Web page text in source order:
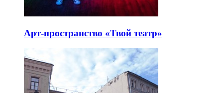
Арт-пространство «Твой театр»